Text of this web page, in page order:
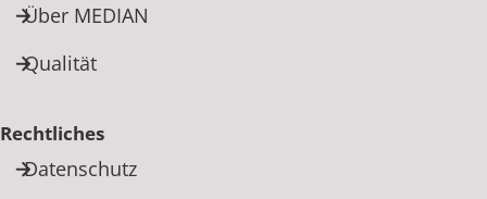
Über MEDIAN
Qualität
Rechtliches
Datenschutz